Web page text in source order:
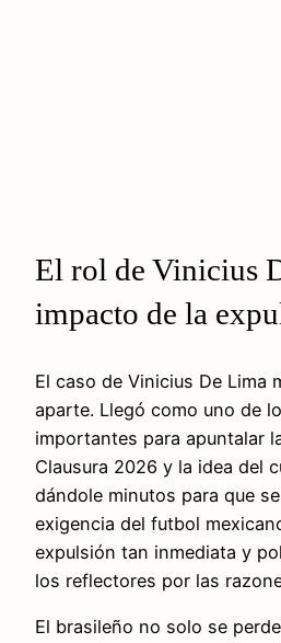
El rol de Vinicius
impacto de la
El caso de Vinicius De Lima
aparte. Llegó como uno de
importantes para apuntalar
Clausura 2026 y la idea del
dándole minutos para que
exigencia del futbol
expulsión tan inmediata y
los reflectores por las
El brasileño no solo se